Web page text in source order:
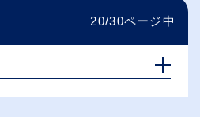
20/30ページ中